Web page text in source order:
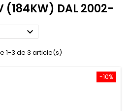
(184KW) DAL 2002-

1-3 de 3 article(s)
-10%